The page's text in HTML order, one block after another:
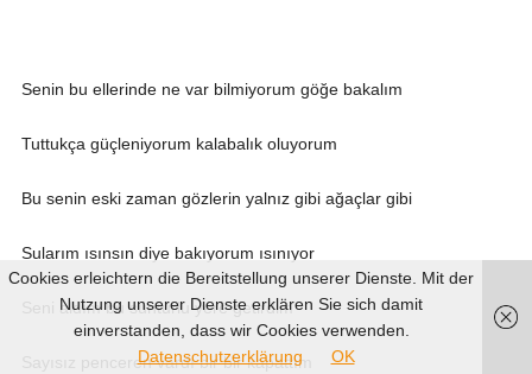
Senin bu ellerinde ne var bilmiyorum göğe bakalım
Tuttukça güçleniyorum kalabalık oluyorum
Bu senin eski zaman gözlerin yalnız gibi ağaçlar gibi
Sularım ısınsın diye bakıyorum ısınıyor
Seni aldım bu sunturlu yere getirdim
Sayısız penceren vardı bir bir kapattım
Cookies erleichtern die Bereitstellung unserer Dienste. Mit der
Nutzung unserer Dienste erklären Sie sich damit
einverstanden, dass wir Cookies verwenden.
Datenschutzerklärung
OK